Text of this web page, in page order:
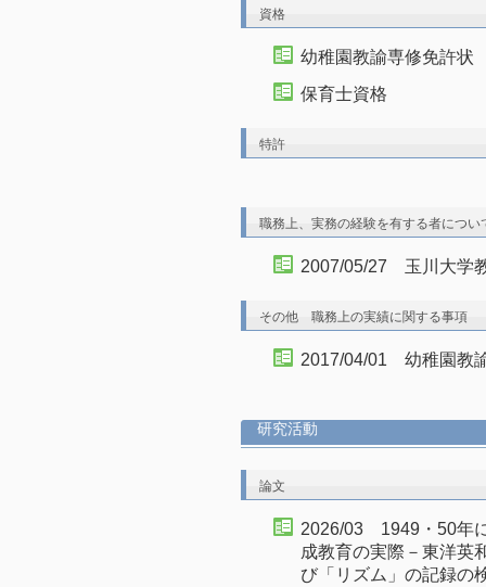
資格
幼稚園教諭専修免許状
保育士資格
特許
職務上、実務の経験を有する者につい
2007/05/27 玉川大学
その他 職務上の実績に関する事項
2017/04/01 幼稚園教
研究活動
論文
2026/03 1949・50年
成教育の実際－東洋英
び「リズム」の記録